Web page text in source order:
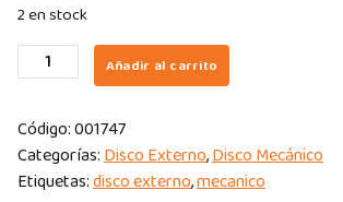
2 en stock
DISCO
EXTERNO
8TB
EXPANSION
3.0
Añadir al carrito
Código:001747
Categorías:Disco Externo,Disco Mecánico
Etiquetas:disco externo,mecanico